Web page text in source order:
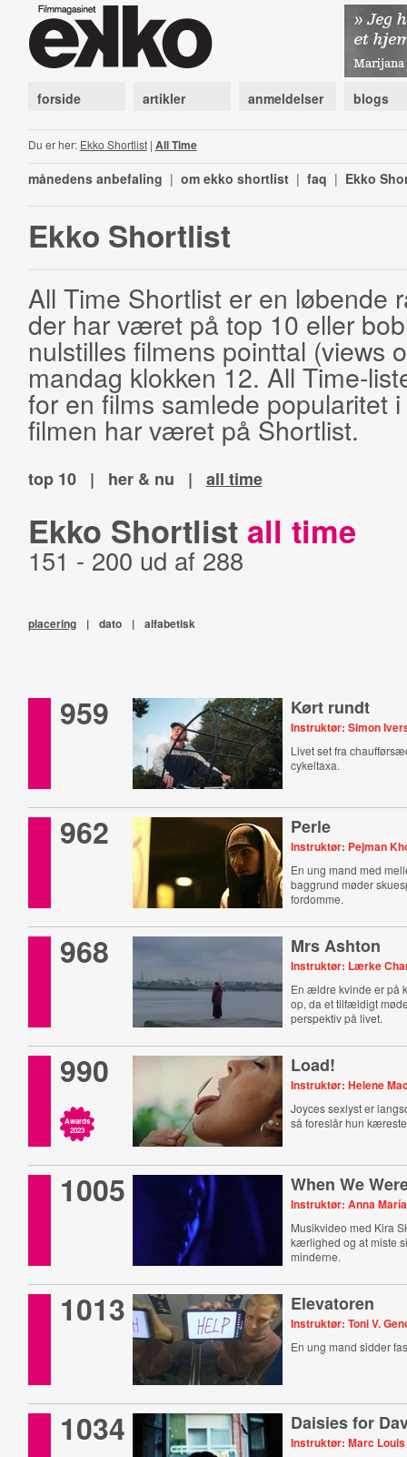
forside artikler anmeldelser blogs
Du er her: Ekko Shortlist| All Time
månedens anbefaling | om ekko shortlist | faq | Ekko
Ekko Shortlist
All Time Shortlist er en løbende
der har været på top 10 eller
nulstilles filmens pointtal (views
mandag klokken 12. All Time-
for en films samlede popularitet
filmen har været på Shortlist.
top 10 | her & nu | all time
Ekko Shortlist all time
151 - 200 ud af 288
placering | dato | alfabetisk
959 Kørt rundt
Instruktør: Simon
Livet set fra
cykeltaxa.
962 Perle
Instruktør: Pejman
En ung mand med
baggrund møder
fordomme.
968 Mrs Ashton
Instruktør: Lærke
En ældre kvinde er på
op, da et tilfældigt
perspektiv på livet.
990
Awards
2023
Load!
Instruktør: Helene
Joyces sexlyst er
så foreslår hun
1005 When We
Instruktør: Anna
Musikvideo med Kira
kærlighed og at miste
minderne.
1013 Elevatoren
Instruktør: Toni V.
En ung mand sidder
1034 Daisies for
Instruktør: Marc